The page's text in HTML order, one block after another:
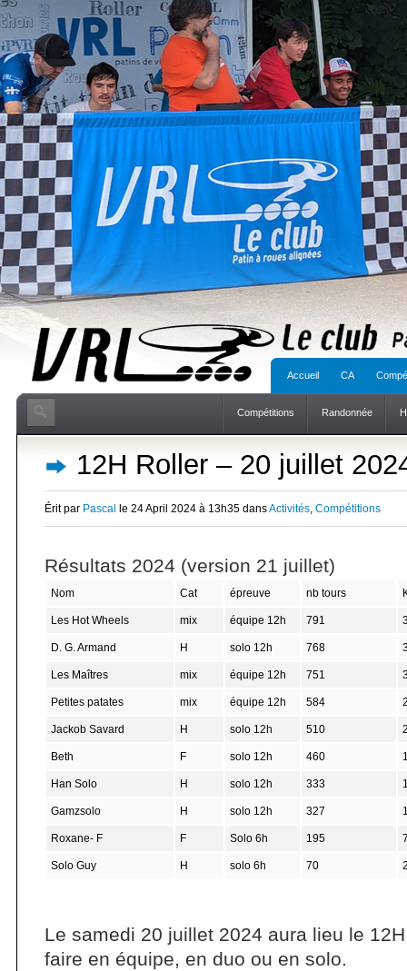
Accueil CA
Compétitions Randonnée
12H Roller – 20 juillet
Érit par Pascal le 24 April 2024 à 13h35 dansActivités, Compétitions
Résultats 2024 (version 21 juillet)
Nom Cat épreuve nb tours
Les Hot Wheels mix équipe 12h 791
D. G. Armand H solo 12h 768
Les Maîtres mix équipe 12h 751
Petites patates mix équipe 12h 584
Jackob Savard H solo 12h 510
Beth F solo 12h 460
Han Solo H solo 12h 333
Gamzsolo H solo 12h 327
Roxane- F F Solo 6h 195
Solo Guy H solo 6h 70
Le samedi 20 juillet 2024 aura lieu le
faire en équipe, en duo ou en solo.